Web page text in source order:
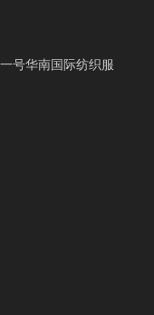
号华南国际纺织服